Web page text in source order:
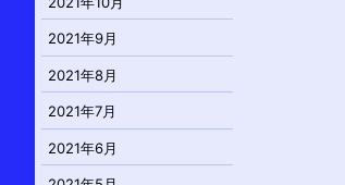
2021年9月
2021年8月
2021年7月
2021年6月